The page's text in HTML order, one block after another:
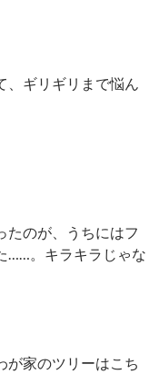
、ギリギリまで悩ん
たのが、うちにはフ
……。キラキラじゃな
が家のツリーはこち